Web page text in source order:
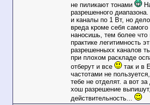
не пиликают тонами
разрешенного
и каналы по 1 Вт, но
вреда кроме себя
наносишь, тем более что
практике легитимность
разрешенныхх каналов
при плохом раскладе
отберут и все
так и в
частотами не
тебе не отделят. а вот
хош разрешение
действительность...